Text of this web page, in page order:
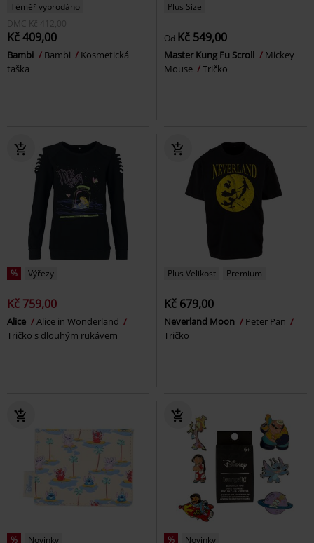
Téměř vyprodáno
DMC
Kč 412,00
Kč 409,00
Bambi Bambi
Kosmetická
taška
Plus Size
Od Kč 549,00
Master Kung Fu Scroll
Mickey
Mouse
Tričko
% Výřezy
Kč 759,00
Alice
Alice in Wonderland
Tričko s dlouhým rukávem
Plus Velikost Premium
Kč 679,00
Neverland Moon
Peter Pan
Tričko
% Novinky % Novinky